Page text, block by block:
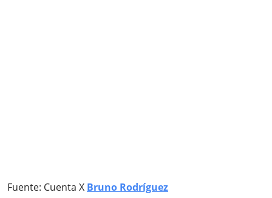
Fuente: Cuenta X Bruno Rodríguez